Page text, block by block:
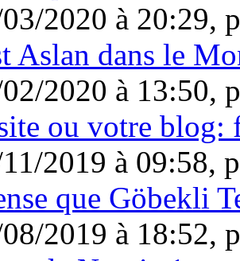
2020 à 20:29,
Aslan dans le
2020 à 13:50,
ou votre blog:
2019 à 09:58,
que Göbekli
2019 à 18:52,